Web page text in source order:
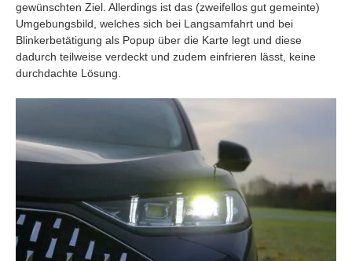
gewünschten Ziel. Allerdings ist das (zweifellos gut gemeinte)
Umgebungsbild, welches sich bei Langsamfahrt und bei
Blinkerbetätigung als Popup über die Karte legt und diese
dadurch teilweise verdeckt und zudem einfrieren lässt, keine
durchdachte Lösung.